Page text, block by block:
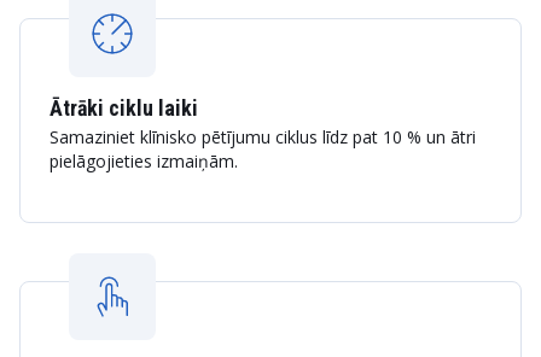
Ātrāki ciklu laiki
Samaziniet klīnisko pētījumu ciklus līdz pat 10 % un ātri
pielāgojieties izmaiņām.